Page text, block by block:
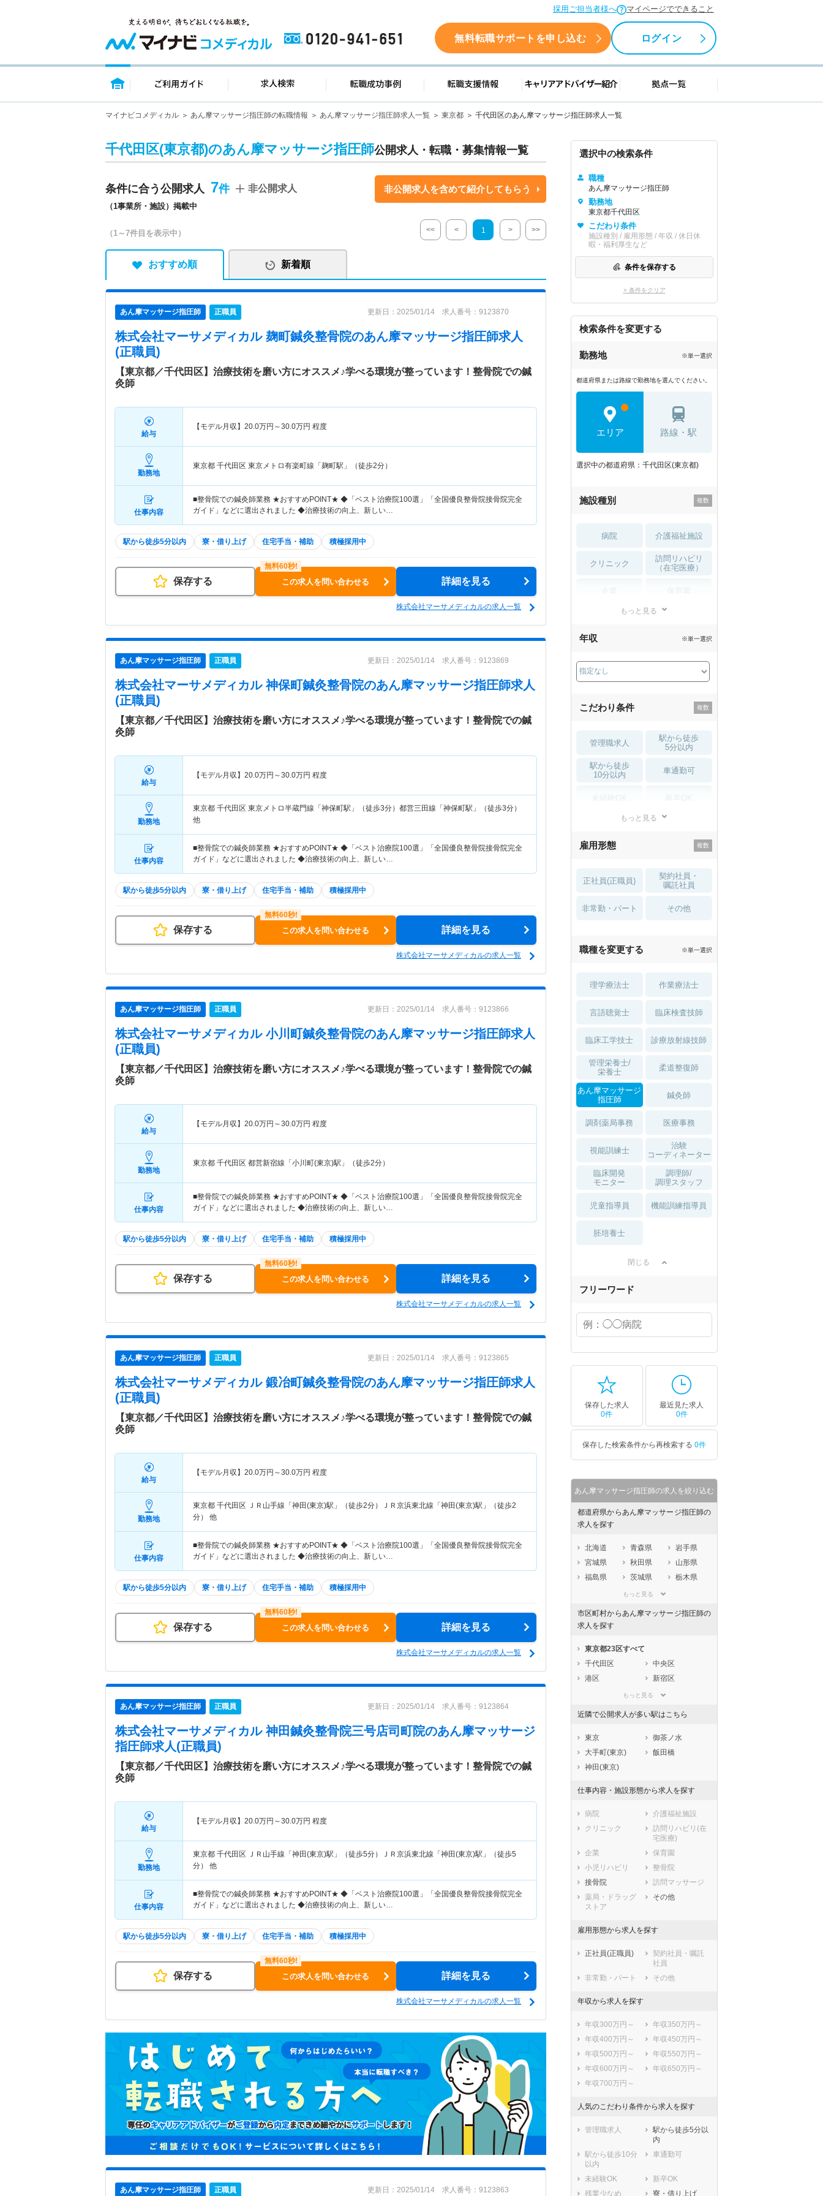
採用ご担当者様へ マイページでできること
0120-941-651 無料転職サポートを申し込む ログイン
トップページ ご利用ガイド 求人検索 転職成功事例 転職支援情報 キャリアアドバイザー紹介 拠点一覧
マイナビコメディカル あん摩マッサージ指圧師の転職情報 あん摩マッサージ指圧師求人一覧 東京都 千代田区のあん摩マッサージ指圧師求人一覧
千代田区(東京都)のあん摩マッサージ指圧師公開求人・転職・募集情報一覧
条件に合う公開求人 7
（1事業所・施設）掲載中
非公開求人 非公開求人を含めて紹介してもらう
（1～7件目を表示中） << < 1 > >>
おすすめ順 新着順
あん摩マッサージ指圧師 正職員 更新日：2025/01/14 求人番号：9123870
株式会社マーサメディカル 麹町鍼灸整骨院のあん摩マッサージ指圧師求人
(正職員)
【東京都／千代田区】治療技術を磨い方にオススメ♪学べる環境が整っています！整骨院での鍼
灸師
給与
【モデル月収】 20.0万円～30.0万円 程度
勤務地
東京都 千代田区 東京メトロ有楽町線「麹町駅」（徒歩2分）
仕事内容
■整骨院での鍼灸師業務 ★おすすめPOINT★ ◆「ベスト治療院100選」「全国優良整骨院接骨院完全
ガイド」などに選出されました ◆治療技術の向上、新しい…
駅から徒歩5分以内 寮・借り上げ 住宅手当・補助 積極採用中
保存する この求人を問い合わせる 詳細を見る
株式会社マーサメディカルの求人一覧
あん摩マッサージ指圧師 正職員 更新日：2025/01/14 求人番号：9123869
株式会社マーサメディカル 神保町鍼灸整骨院のあん摩マッサージ指圧師求人
(正職員)
【東京都／千代田区】治療技術を磨い方にオススメ♪学べる環境が整っています！整骨院での鍼
灸師
給与
【モデル月収】 20.0万円～30.0万円 程度
勤務地
東京都 千代田区 東京メトロ半蔵門線「神保町駅」（徒歩3分）都営三田線「神保町駅」（徒歩3分）
他
仕事内容
■整骨院での鍼灸師業務 ★おすすめPOINT★ ◆「ベスト治療院100選」「全国優良整骨院接骨院完全
ガイド」などに選出されました ◆治療技術の向上、新しい…
駅から徒歩5分以内 寮・借り上げ 住宅手当・補助 積極採用中
保存する この求人を問い合わせる 詳細を見る
株式会社マーサメディカルの求人一覧
あん摩マッサージ指圧師 正職員 更新日：2025/01/14 求人番号：9123866
株式会社マーサメディカル 小川町鍼灸整骨院のあん摩マッサージ指圧師求人
(正職員)
【東京都／千代田区】治療技術を磨い方にオススメ♪学べる環境が整っています！整骨院での鍼
灸師
給与
【モデル月収】 20.0万円～30.0万円 程度
勤務地
東京都 千代田区 都営新宿線「小川町(東京)駅」（徒歩2分）
仕事内容
■整骨院での鍼灸師業務 ★おすすめPOINT★ ◆「ベスト治療院100選」「全国優良整骨院接骨院完全
ガイド」などに選出されました ◆治療技術の向上、新しい…
駅から徒歩5分以内 寮・借り上げ 住宅手当・補助 積極採用中
保存する この求人を問い合わせる 詳細を見る
株式会社マーサメディカルの求人一覧
あん摩マッサージ指圧師 正職員 更新日：2025/01/14 求人番号：9123865
株式会社マーサメディカル 鍛冶町鍼灸整骨院のあん摩マッサージ指圧師求人
(正職員)
【東京都／千代田区】治療技術を磨い方にオススメ♪学べる環境が整っています！整骨院での鍼
灸師
給与
【モデル月収】 20.0万円～30.0万円 程度
勤務地
東京都 千代田区 ＪＲ山手線「神田(東京)駅」（徒歩2分）ＪＲ京浜東北線「神田(東京)駅」（徒歩2
分） 他
仕事内容
■整骨院での鍼灸師業務 ★おすすめPOINT★ ◆「ベスト治療院100選」「全国優良整骨院接骨院完全
ガイド」などに選出されました ◆治療技術の向上、新しい…
駅から徒歩5分以内 寮・借り上げ 住宅手当・補助 積極採用中
保存する この求人を問い合わせる 詳細を見る
株式会社マーサメディカルの求人一覧
あん摩マッサージ指圧師 正職員 更新日：2025/01/14 求人番号：9123864
株式会社マーサメディカル 神田鍼灸整骨院三号店司町院のあん摩マッサージ
指圧師求人(正職員)
【東京都／千代田区】治療技術を磨い方にオススメ♪学べる環境が整っています！整骨院での鍼
灸師
給与
【モデル月収】 20.0万円～30.0万円 程度
勤務地
東京都 千代田区 ＪＲ山手線「神田(東京)駅」（徒歩5分）ＪＲ京浜東北線「神田(東京)駅」（徒歩5
分） 他
仕事内容
■整骨院での鍼灸師業務 ★おすすめPOINT★ ◆「ベスト治療院100選」「全国優良整骨院接骨院完全
ガイド」などに選出されました ◆治療技術の向上、新しい…
駅から徒歩5分以内 寮・借り上げ 住宅手当・補助 積極採用中
保存する この求人を問い合わせる 詳細を見る
株式会社マーサメディカルの求人一覧
あん摩マッサージ指圧師 正職員 更新日：2025/01/14 求人番号：9123863
選択中の検索条件
職種
あん摩マッサージ指圧師
勤務地
東京都千代田区
こだわり条件
施設種別 / 雇用形態 / 年収 / 休日休
暇・福利厚生など
条件を保存する
× 条件をクリア
検索条件を変更する
勤務地 ※単一選択
都道府県または路線で勤務地を選んでください。
エリア 路線・駅
選択中の都道府県：千代田区(東京都)
施設種別
病院 介護福祉施設
クリニック
訪問リハビリ
（在宅医療）
薬局・
もっと見る
年収 ※単一選択
こだわり条件
管理職求人
駅から徒歩
5分以内
駅から徒歩
10分以内
車通勤可
住宅手当・補助
土日祝休 無資格 OK
積極採用中 WEB面接OK
もっと見る
雇用形態
正社員(正職員)
契約社員・
嘱託社員
非常勤・パート その他
職種を変更する ※単一選択
理学療法士 作業療法士
言語聴覚士 臨床検査技師
臨床工学技士 診療放射線技師
管理栄養士/
栄養士
柔道整復師
あん摩マッサージ
指圧師
鍼灸師
調剤薬局事務 医療事務
視能訓練士
治験
コーディネーター
臨床開発
モニター
調理師/
調理スタッフ
児童指導員 機能訓練指導員
胚培養士
閉じる
フリーワード
保存した求人
0件
最近見た求人
0件
保存した検索条件から再検索する 0件
あん摩マッサージ指圧師の求人を絞り込む
都道府県からあん摩マッサージ指圧師の
求人を探す
北海道 青森県
岩手県
宮城県
秋田県
山形県
福島県
茨城県
栃木県
埼玉県
山梨県
静岡県
愛知県
滋賀県
京都府
兵庫県
奈良県
島根県
広島県
山口県
徳島県
福岡県
佐賀県
長崎県
熊本県
大分県
鹿児島県
もっと見る
市区町村からあん摩マッサージ指圧師の
求人を探す
東京都23区すべて
千代田区
中央区
港区
新宿区
台東区
大田区
世田谷区
渋谷区
中野区
杉並区
板橋区
練馬区
足立区
葛飾区
江戸川区
八王子市
立川市
武蔵野市
三鷹市
青梅市
府中市
昭島市
調布市
小平市
日野市
国立市
福生市
狛江市
東大和市
武蔵村山市
町
西多摩郡檜原村
西多摩郡奥多摩
新島村
神津島村
三宅村
御蔵島村
青ヶ島村
小笠原村
もっと見る
近隣で公開求人が多い駅はこちら
東京
御茶ノ水
大手町(東京)
飯田橋
神田(東京)
仕事内容・施設形態から求人を探す
病院
介護福祉施設
クリニック
訪問リハビリ(在
宅医療)
企業
保育園
小児リハビリ
整骨院
接骨院
訪問マッサージ
薬局・ドラッグ
ストア
その他
雇用形態から求人を探す
正社員(正職員)
契約社員・嘱託
社員
非常勤・パート
その他
年収から求人を探す
年収300万円～
年収350万円～
年収400万円～
年収450万円～
年収500万円～
年収550万円～
年収600万円～
年収650万円～
年収700万円～
人気のこだわり条件から求人を探す
管理職求人
駅から徒歩5分以
内
駅から徒歩10分
以内
車通勤可
未経験OK
新卒OK
残業少なめ
寮・借り上げ